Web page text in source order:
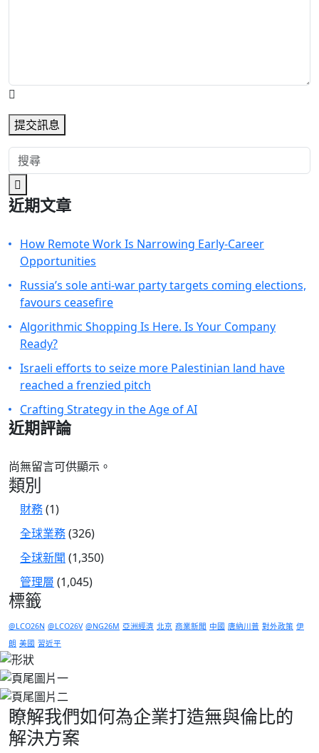
提交訊息
近期文章
How Remote Work Is Narrowing Early-Career
Opportunities
Russia’s sole anti-war party targets coming elections,
favours ceasefire
Algorithmic Shopping Is Here. Is Your Company
Ready?
Israeli efforts to seize more Palestinian land have
reached a frenzied pitch
Crafting Strategy in the Age of AI
近期評論
尚無留言可供顯示。
類別
財務(1)
全球業務(326)
全球新聞 (1,350)
管理層 (1,045)
標籤
@LCO26N @LCO26V @NG26M 亞洲經濟 北京 商業新聞 中國 唐納川普 對外政策 伊
朗 美國 習近平
瞭解我們如何為企業打造無與倫比的
解決方案